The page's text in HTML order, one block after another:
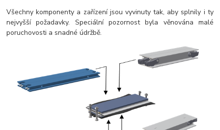
Všechny komponenty a zařízení jsou vyvinuty tak, aby splnily i ty
nejvyšší požadavky. Speciální pozornost byla věnována malé
poruchovosti a snadné údržbě.